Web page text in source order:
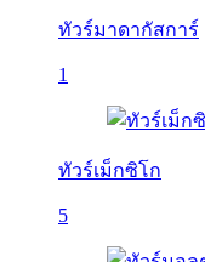
ทัวร์มาดากัสการ์
1
ทัวร์เม็กซิโก
5